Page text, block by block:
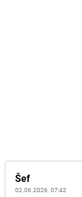
Šef
02.06.2026. 07:42